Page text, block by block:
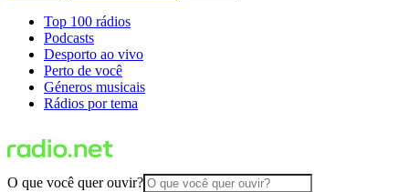
Top 100 rádios
Podcasts
Desporto ao vivo
Perto de você
Géneros musicais
Rádios por tema
O que você quer ouvir?